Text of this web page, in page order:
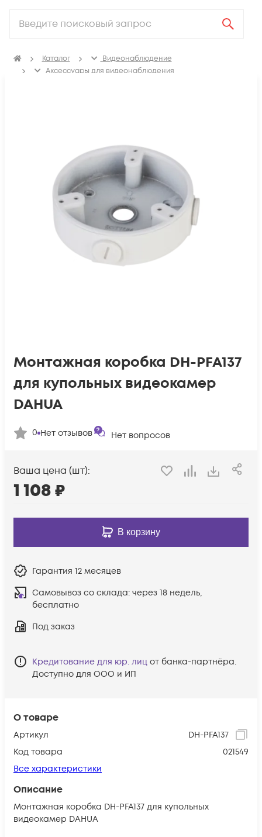
Каталог
Видеонаблюдение
Аксессуары для видеонаблюдения
О товаре
Артикул
DH-PFA137
Код товара
021549
Все характеристики
Описание
Монтажная коробка DH-PFA137 для купольных
видеокамер DAHUA
Монтажная коробка DH-PFA137
для купольных видеокамер
DAHUA
0 Нет отзывов Нет вопросов
Ваша цена (шт):
1 108₽
В корзину
Гарантия 12 месяцев
Самовывоз со склада: через 18 недель,
бесплатно
Под заказ
Кредитование для юр. лиц от банка-партнёра.
Доступно для ООО и ИП